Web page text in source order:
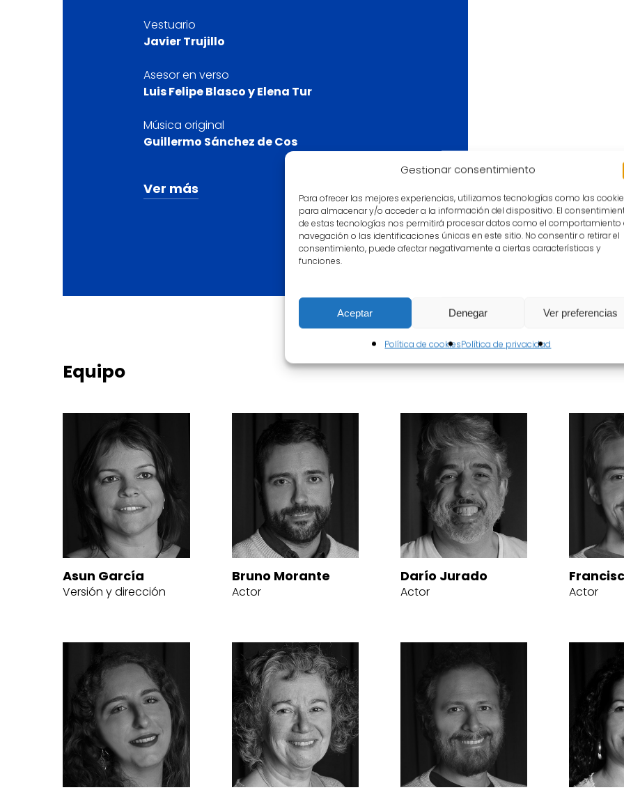
Gestionar consentimiento
Para ofrecer las mejores experiencias, utilizamos tecnologías como las
para almacenar y/o acceder a la información del dispositivo. El
de estas tecnologías nos permitirá procesar datos como el comportamiento
navegación o las identificaciones únicas en este sitio. No consentir o retirar el
consentimiento, puede afectar negativamente a ciertas características y
funciones.
Aceptar Denegar Ver preferencias
Política de cookiesPolítica de privacidad
Vestuario
Javier Trujillo
Asesor en verso
Luis Felipe Blasco y Elena Tur
Música original
Guillermo Sánchez de Cos
Ver más
Francisco Martín, Juan José
Fernández, Bruno Morante, Rocío
Rondón y Laura Delgado
Equipo
Asun García
Versión y dirección
Bruno Morante
Actor
Darío Jurado
Actor Actor